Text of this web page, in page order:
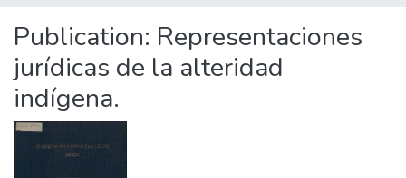
Publication: Representaciones
jurídicas de la alteridad
indígena.